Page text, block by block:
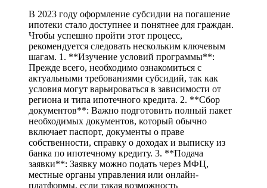
В 2023 году оформление субсидии на погашение
ипотеки стало доступнее и понятнее для граждан.
Чтобы успешно пройти этот процесс,
рекомендуется следовать нескольким ключевым
шагам. 1. **Изучение условий программы**:
Прежде всего, необходимо ознакомиться с
актуальными требованиями субсидий, так как
условия могут варьироваться в зависимости от
региона и типа ипотечного кредита. 2. **Сбор
документов**: Важно подготовить полный пакет
необходимых документов, который обычно
включает паспорт, документы о праве
собственности, справку о доходах и выписку из
банка по ипотечному кредиту. 3. **Подача
заявки**: Заявку можно подать через МФЦ,
местные органы управления или онлайн-
платформы, если такая возможность